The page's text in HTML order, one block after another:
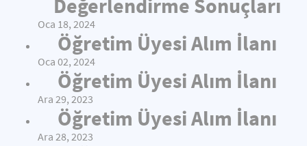
Değerlendirme Sonuçları
Oca 18, 2024
Öğretim Üyesi Alım İlanı
Oca 02, 2024
Öğretim Üyesi Alım İlanı
Ara 29, 2023
Öğretim Üyesi Alım İlanı
Ara 28, 2023